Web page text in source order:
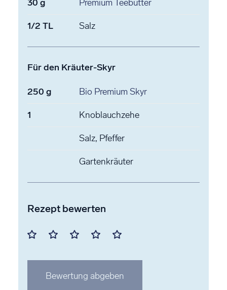
30 g Premium Teebutter
1/2 TL Salz
Für den Kräuter-Skyr
250 g Bio Premium Skyr
1 Knoblauchzehe
Salz, Pfeffer
Gartenkräuter
Rezept bewerten
Mit
Stern
Mit
Stern
Mit
Stern
Mit
Stern
Mit
Stern
Bewertung abgeben